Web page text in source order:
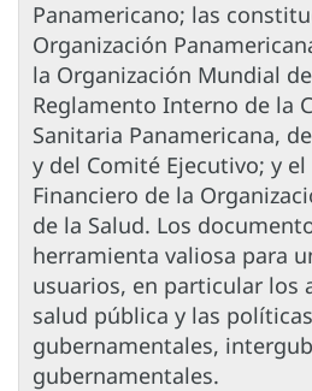
Panamericano; las
Organización
la Organización Mundial
Reglamento Interno de la
Sanitaria Panamericana,
y del Comité Ejecutivo; y
Financiero de la
de la Salud. Los
herramienta valiosa para
usuarios, en particular los
salud pública y las
gubernamentales,
gubernamentales.